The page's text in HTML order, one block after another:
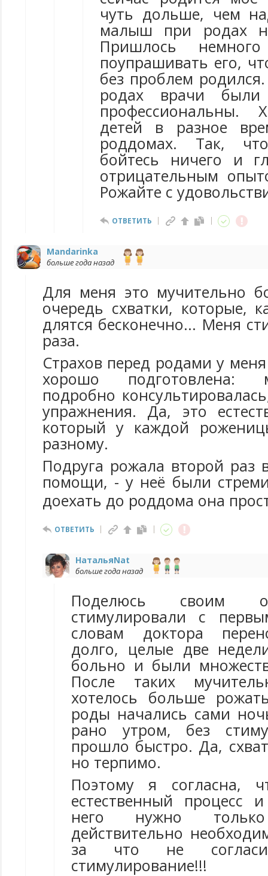
чуть дольше, чем
малыш при родах
Пришлось
поупрашивать его,
без проблем
родах врачи были
детей в разное
роддомах. Так,
бойтесь ничего и
отрицательным
Рожайте с
ОТВЕТИТЬ
Mandarinka
больше года назад
Для меня это мучительно
очередь схватки, которые,
длятся бесконечно... Меня
раза.
Страхов перед родами у
хорошо подготовлена:
подробно
упражнения. Да, это
который у каждой
разному.
Подруга рожала второй раз
помощи, - у неё были
доехать до роддома она
ОТВЕТИТЬ
НатальяNat
больше года назад
Поделюсь своим
стимулировали с
словам доктора
долго, целые две
больно и были
После таких
хотелось больше
роды начались сами
рано утром, без
прошло быстро. Да,
но терпимо.
Поэтому я согласна,
естественный процесс
него нужно
действительно
за что не
стимулирование!!!